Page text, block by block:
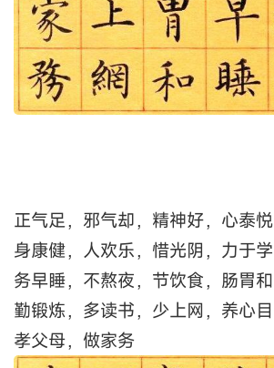
正气足，邪气却，精神好，心泰悦
身康健，人欢乐，惜光阴，力于学
务早睡，不熬夜，节饮食，肠胃和
勤锻炼，多读书，少上网，养心目
孝父母，做家务